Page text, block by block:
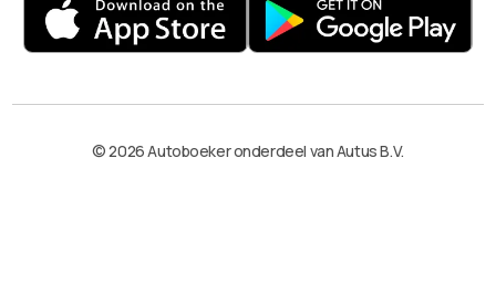
© 2026 Autoboeker onderdeel van Autus B.V.